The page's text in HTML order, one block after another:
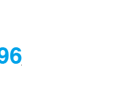
0120-12-3796